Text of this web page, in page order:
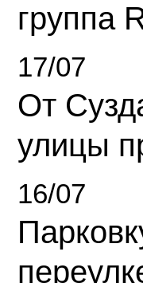
группа
17/07
От
улицы
16/07